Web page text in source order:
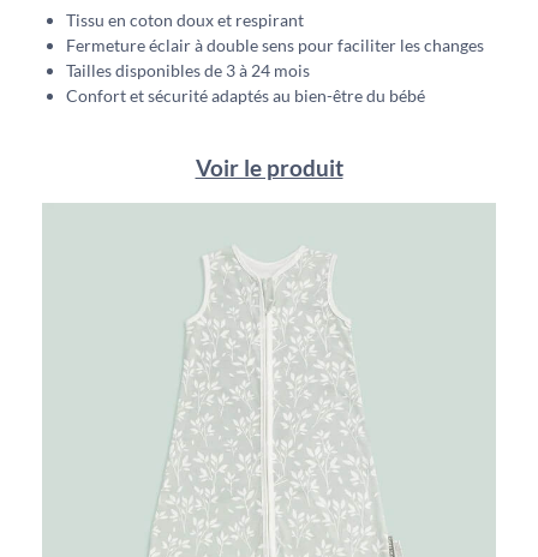
Tissu en coton doux et respirant
Fermeture éclair à double sens pour faciliter les changes
Tailles disponibles de 3 à 24 mois
Confort et sécurité adaptés au bien-être du bébé
Voir le produit